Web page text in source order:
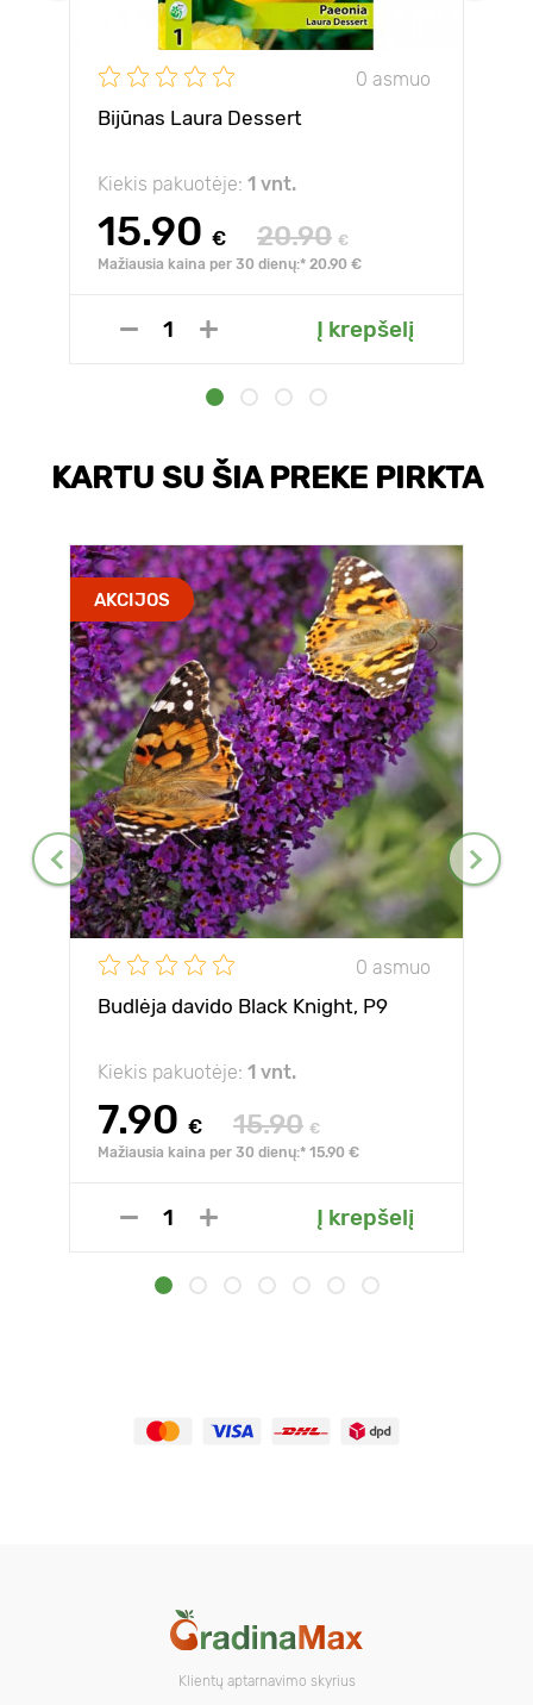
0 asmuo
Bijūnas Laura Dessert
Kiekis pakuotėje: 1 vnt.
15.90 € 20.90 €
Mažiausia kaina per 30 dienų:* 20.90 €
Į krepšelį
KARTU SU ŠIA PREKE PIRKTA
AKCIJOS
0 asmuo
Budlėja davido Black Knight, P9
Kiekis pakuotėje: 1 vnt.
7.90 € 15.90 €
Mažiausia kaina per 30 dienų:* 15.90 €
Į krepšelį
Klientų aptarnavimo skyrius